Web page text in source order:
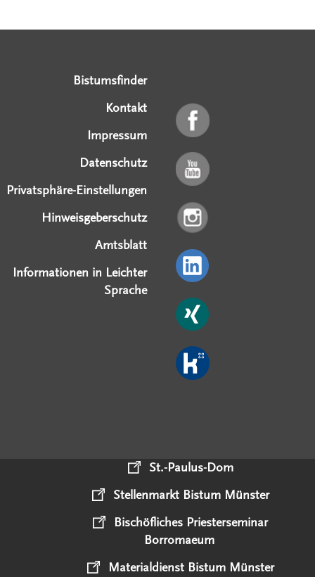
Bistumsfinder
Kontakt
Impressum
Datenschutz
Privatsphäre-Einstellungen
Hinweisgeberschutz
Amtsblatt
Informationen in Leichter
Sprache
St.-Paulus-Dom
Stellenmarkt Bistum Münster
Bischöfliches Priesterseminar
Borromaeum
Materialdienst Bistum Münster